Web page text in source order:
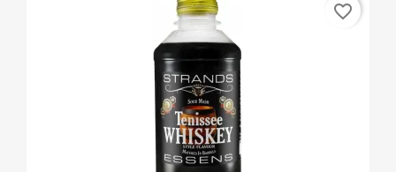
favorite_border